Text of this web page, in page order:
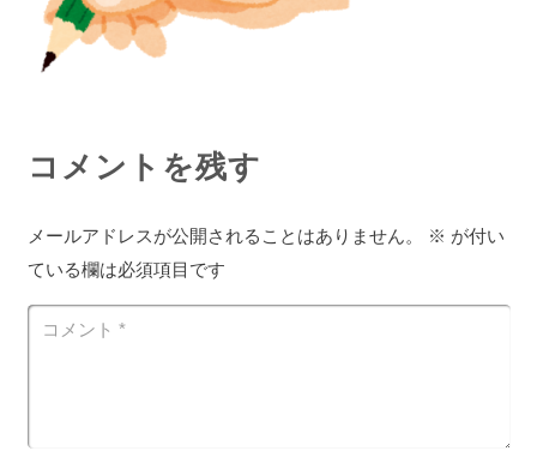
コメントを残す
メールアドレスが公開されることはありません。 ※ が付い
ている欄は必須項目です